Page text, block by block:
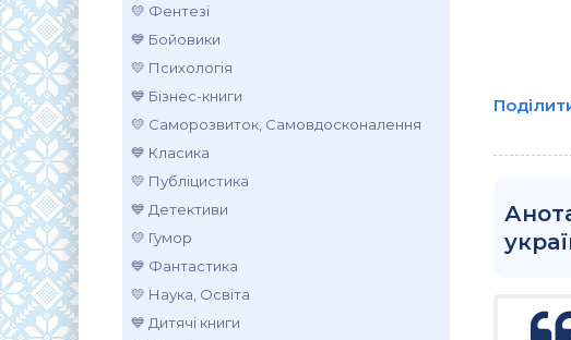
💛 Фентезі
💙 Бойовики
💛 Психологія
💙 Бізнес-книги
💛 Саморозвиток, Самовдосконалення
💙 Класика
💛 Публіцистика
💙 Детективи
💛 Гумор
💙 Фантастика
💛 Наука, Освіта
💙 Дитячі книги